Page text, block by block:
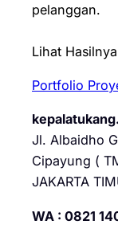
pelanggan.
Lihat
Portfolio
Jl. Albaidho
Cipayung (
JAKARTA
WA : 0821